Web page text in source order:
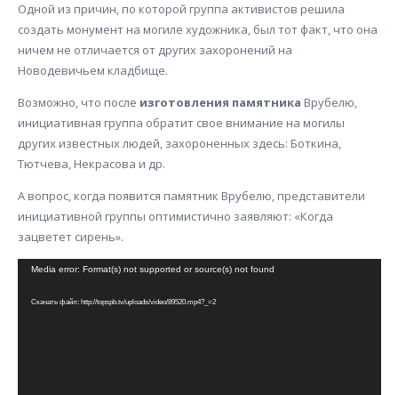
Одной из причин, по которой группа активистов решила
создать монумент на могиле художника, был тот факт, что она
ничем не отличается от других захоронений на
Новодевичьем кладбище.
Возможно, что после изготовления памятника Врубелю,
инициативная группа обратит свое внимание на могилы
других известных людей, захороненных здесь: Боткина,
Тютчева, Некрасова и др.
А вопрос, когда появится памятник Врубелю, представители
инициативной группы оптимистично заявляют: «Когда
зацветет сирень».
Видеоплеер
Media error: Format(s) not supported or source(s) not found
Скачать файл: http://topspb.tv/uploads/video/89520.mp4?_=2